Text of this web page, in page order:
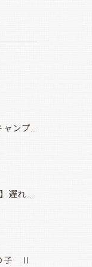
【那珂アーバンキャンプフィールド】
【マグゴル3期生】遅ればせながら
子 Ⅱ